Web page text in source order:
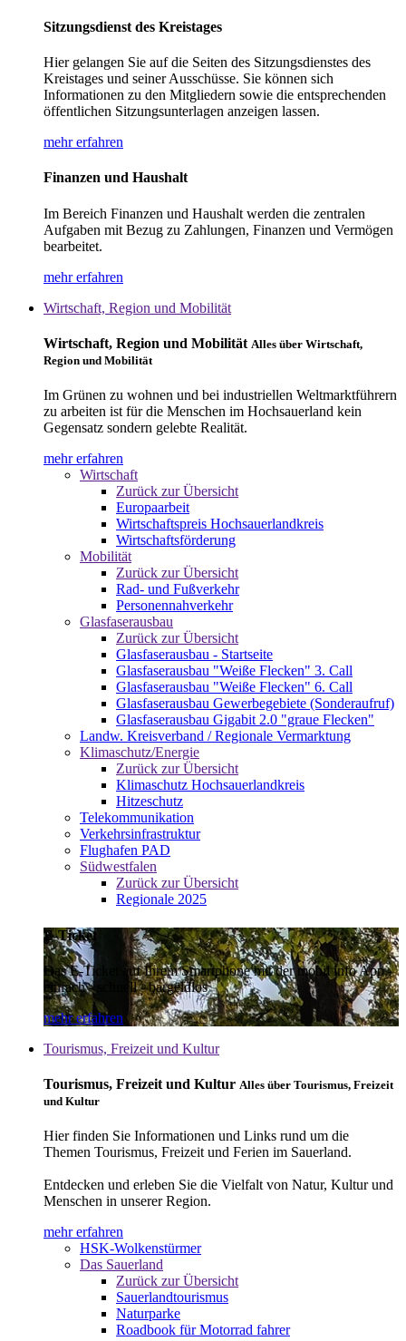
Sitzungsdienst des Kreistages
Hier gelangen Sie auf die Seiten des Sitzungsdienstes des
Kreistages und seiner Ausschüsse. Sie können sich
Informationen zu den Mitgliedern sowie die entsprechenden
öffentlichen Sitzungsunterlagen anzeigen lassen.
mehr erfahren
Finanzen und Haushalt
Im Bereich Finanzen und Haushalt werden die zentralen
Aufgaben mit Bezug zu Zahlungen, Finanzen und Vermögen
bearbeitet.
mehr erfahren
Wirtschaft, Region und Mobilität
Wirtschaft, Region und Mobilität Alles über Wirtschaft,
Region und Mobilität
Im Grünen zu wohnen und bei industriellen Weltmarktführern
zu arbeiten ist für die Menschen im Hochsauerland kein
Gegensatz sondern gelebte Realität.
mehr erfahren
Wirtschaft
Zurück zur Übersicht
Europaarbeit
Wirtschaftspreis Hochsauerlandkreis
Wirtschaftsförderung
Mobilität
Zurück zur Übersicht
Rad- und Fußverkehr
Personennahverkehr
Glasfaserausbau
Zurück zur Übersicht
Glasfaserausbau - Startseite
Glasfaserausbau "Weiße Flecken" 3. Call
Glasfaserausbau "Weiße Flecken" 6. Call
Glasfaserausbau Gewerbegebiete (Sonderaufruf)
Glasfaserausbau Gigabit 2.0 "graue Flecken"
Landw. Kreisverband / Regionale Vermarktung
Klimaschutz/Energie
Zurück zur Übersicht
Klimaschutz Hochsauerlandkreis
Hitzeschutz
Telekommunikation
Verkehrsinfrastruktur
Flughafen PAD
Südwestfalen
Zurück zur Übersicht
Regionale 2025
E-Ticket
Das E-Ticket auf Ihrem Smartphone mit der mobil info App -
einfach - schnell - bargeldlos
mehr erfahren
Tourismus, Freizeit und Kultur
Tourismus, Freizeit und Kultur Alles über Tourismus, Freizeit
und Kultur
Hier finden Sie Informationen und Links rund um die
Themen Tourismus, Freizeit und Ferien im Sauerland.
Entdecken und erleben Sie die Vielfalt von Natur, Kultur und
Menschen in unserer Region.
mehr erfahren
HSK-Wolkenstürmer
Das Sauerland
Zurück zur Übersicht
Sauerlandtourismus
Naturparke
Roadbook für Motorrad fahrer